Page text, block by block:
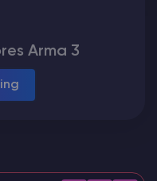
Arma 3